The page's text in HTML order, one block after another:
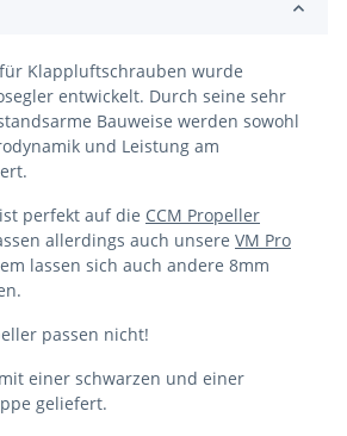
Klappluftschrauben wurde
entwickelt. Durch seine sehr
Bauweise werden sowohl
und Leistung am
perfekt auf die CCM Propeller
allerdings auch unsere VM Pro
lassen sich auch andere 8mm
passen nicht!
einer schwarzen und einer
geliefert.